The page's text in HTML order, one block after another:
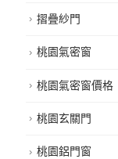
摺疊紗門
桃園氣密窗
桃園氣密窗價格
桃園玄關門
桃園鋁門窗